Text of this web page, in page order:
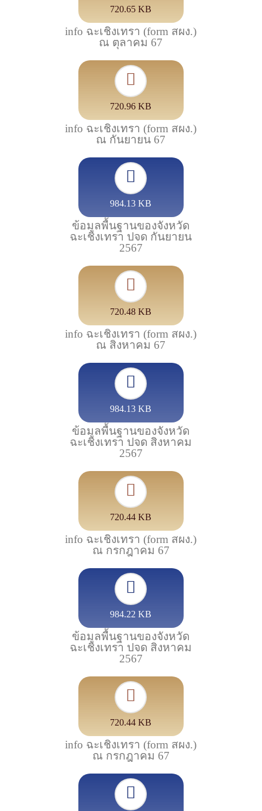
720.65 KB
info ฉะเชิงเทรา (form สผง.)
ณ ตุลาคม 67
720.96 KB
info ฉะเชิงเทรา (form สผง.)
ณ กันยายน 67
984.13 KB
ข้อมูลพื้นฐานของจังหวัด
ฉะเชิงเทรา ปจด กันยายน
2567
720.48 KB
info ฉะเชิงเทรา (form สผง.)
ณ สิงหาคม 67
984.13 KB
ข้อมูลพื้นฐานของจังหวัด
ฉะเชิงเทรา ปจด สิงหาคม
2567
720.44 KB
info ฉะเชิงเทรา (form สผง.)
ณ กรกฎาคม 67
984.22 KB
ข้อมูลพื้นฐานของจังหวัด
ฉะเชิงเทรา ปจด สิงหาคม
2567
720.44 KB
info ฉะเชิงเทรา (form สผง.)
ณ กรกฎาคม 67